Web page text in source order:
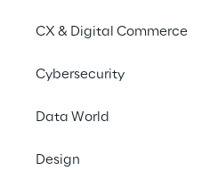
CX & Digital Commerce
Cybersecurity
Data World
Design